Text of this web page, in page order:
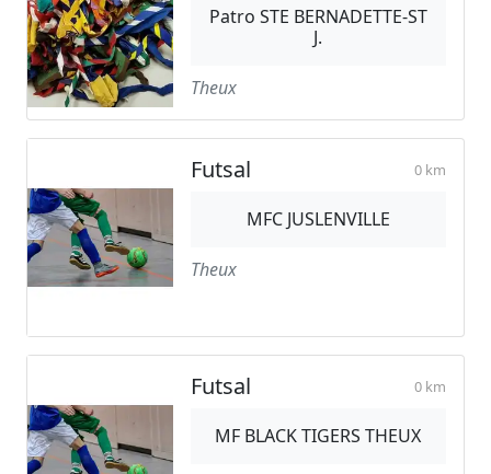
Patro STE BERNADETTE-ST
J.
Theux
Futsal 0 km
MFC JUSLENVILLE
Theux
Futsal 0 km
MF BLACK TIGERS THEUX